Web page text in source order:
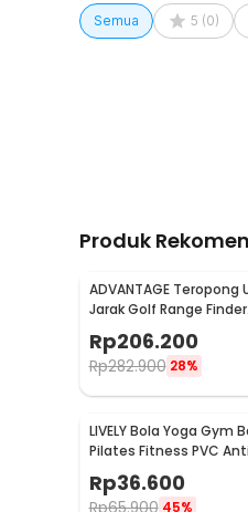
Semua 5 (0)
Produk
ADVANTAGE Teropong
Jarak Golf Range Finder
Digital 7x18 - AD-964
Rp206.200
Rp282.900 28%
LIVELY Bola Yoga Gym
Pilates Fitness PVC
55cm
Rp36.600
Rp65.900 45%